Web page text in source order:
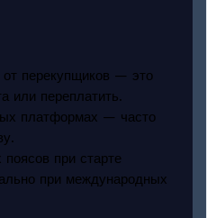
перекупщиков — это
или переплатить.
платформах — часто
при старте
при международных